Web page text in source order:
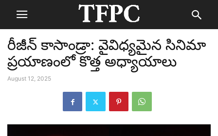
రీజీన్ కాసాండ్రా: వైవిధ్యమైన సినిమా
ప్రయాణంలో కొత్త అధ్యాయాలు
August 12, 2025